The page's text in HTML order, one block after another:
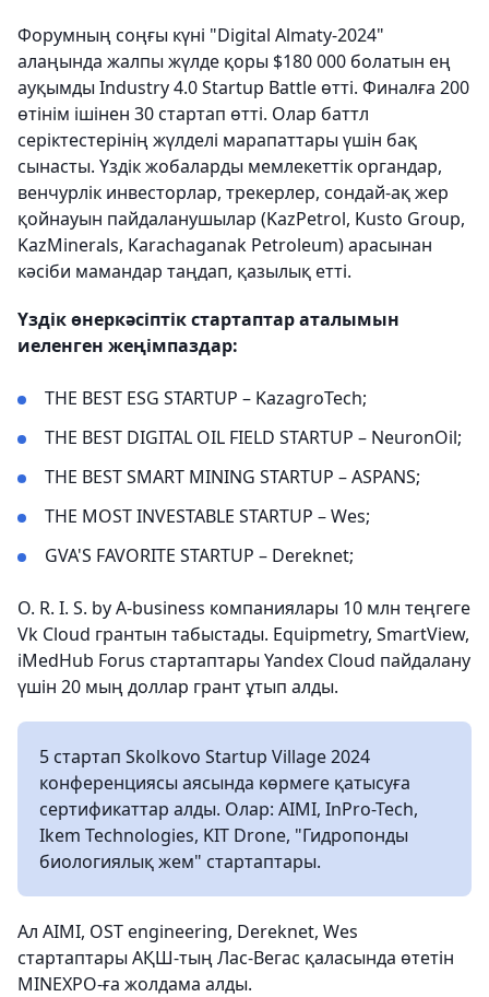
Форумның соңғы күні "Digital Almaty-2024"
алаңында жалпы жүлде қоры $180 000 болатын ең
ауқымды Industry 4.0 Startup Battle өтті. Финалға 200
өтінім ішінен 30 стартап өтті. Олар баттл
серіктестерінің жүлделі марапаттары үшін бақ
сынасты. Үздік жобаларды мемлекеттік органдар,
венчурлік инвесторлар, трекерлер, сондай-ақ жер
қойнауын пайдаланушылар (KazPetrol, Kusto Group,
KazMinerals, Karachaganak Petroleum) арасынан
кәсіби мамандар таңдап, қазылық етті.
Үздік өнеркәсіптік стартаптар аталымын
иеленген жеңімпаздар:
THE BEST ESG STARTUP – KazagroTech;
THE BEST DIGITAL OIL FIELD STARTUP – NeuronOil;
THE BEST SMART MINING STARTUP – ASPANS;
THE MOST INVESTABLE STARTUP – Wes;
GVA'S FAVORITE STARTUP – Dereknet;
O. R. I. S. by A-business компаниялары 10 млн теңгеге
Vk Cloud грантын табыстады. Equipmetry, SmartView,
iMedHub Forus стартаптары Yandex Cloud пайдалану
үшін 20 мың доллар грант ұтып алды.
5 стартап Skolkovo Startup Village 2024
конференциясы аясында көрмеге қатысуға
сертификаттар алды. Олар: AIMI, InPro-Tech,
Ikem Technologies, KIT Drone, "Гидропонды
биологиялық жем" стартаптары.
Ал AIMI, OST engineering, Dereknet, Wes
стартаптары АҚШ-тың Лас-Вегас қаласында өтетін
MINEXPO-ға жолдама алды.